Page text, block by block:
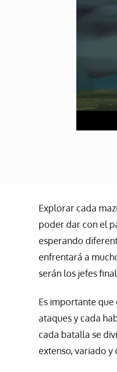
Explorar cada
poder dar con el
esperando
enfrentará a
serán los jefes
Es importante
ataques y cada
cada batalla se
extenso, variado y